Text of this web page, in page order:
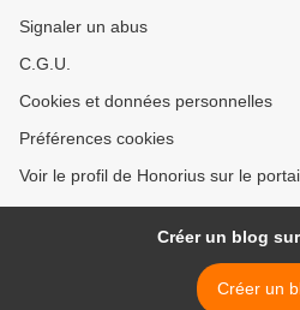
Signaler un abus
C.G.U.
Cookies et données personnelles
Préférences cookies
Voir le profil de Honorius sur le
Créer un blog
Créer un